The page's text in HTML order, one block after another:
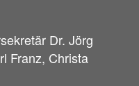
Dr. Jörg
Franz, Christa